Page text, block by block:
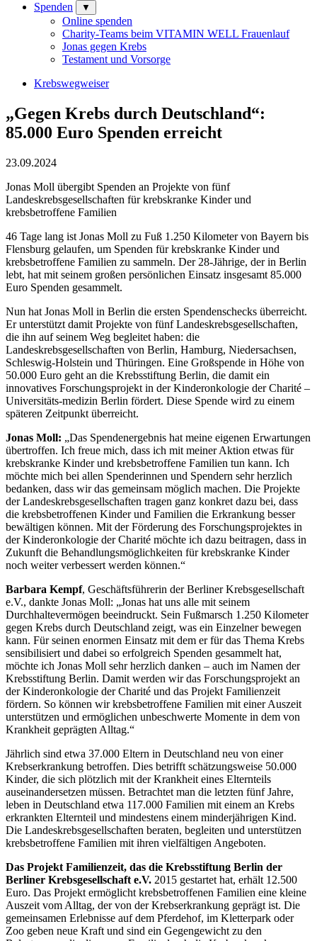
Spenden
▼
Online spenden
Charity-Teams beim VITAMIN WELL Frauenlauf
Jonas gegen Krebs
Testament und Vorsorge
Krebswegweiser
„Gegen Krebs durch Deutschland“:
85.000 Euro Spenden erreicht
23.09.2024
Jonas Moll übergibt Spenden an Projekte von fünf
Landeskrebsgesellschaften für krebskranke Kinder und
krebsbetroffene Familien
46 Tage lang ist Jonas Moll zu Fuß 1.250 Kilometer von Bayern bis
Flensburg gelaufen, um Spenden für krebskranke Kinder und
krebsbetroffene Familien zu sammeln. Der 28-Jährige, der in Berlin
lebt, hat mit seinem großen persönlichen Einsatz insgesamt 85.000
Euro Spenden gesammelt.
Nun hat Jonas Moll in Berlin die ersten Spendenschecks überreicht.
Er unterstützt damit Projekte von fünf Landeskrebsgesellschaften,
die ihn auf seinem Weg begleitet haben: die
Landeskrebsgesellschaften von Berlin, Hamburg, Niedersachsen,
Schleswig-Holstein und Thüringen. Eine Großspende in Höhe von
50.000 Euro geht an die Krebsstiftung Berlin, die damit ein
innovatives Forschungsprojekt in der Kinderonkologie der Charité –
Universitäts-medizin Berlin fördert. Diese Spende wird zu einem
späteren Zeitpunkt überreicht.
Jonas Moll: „Das Spendenergebnis hat meine eigenen Erwartungen
übertroffen. Ich freue mich, dass ich mit meiner Aktion etwas für
krebskranke Kinder und krebsbetroffene Familien tun kann. Ich
möchte mich bei allen Spenderinnen und Spendern sehr herzlich
bedanken, dass wir das gemeinsam möglich machen. Die Projekte
der Landeskrebsgesellschaften tragen ganz konkret dazu bei, dass
die krebsbetroffenen Kinder und Familien die Erkrankung besser
bewältigen können. Mit der Förderung des Forschungsprojektes in
der Kinderonkologie der Charité möchte ich dazu beitragen, dass in
Zukunft die Behandlungsmöglichkeiten für krebskranke Kinder
noch weiter verbessert werden können.“
Barbara Kempf, Geschäftsführerin der Berliner Krebsgesellschaft
e.V., dankte Jonas Moll: „Jonas hat uns alle mit seinem
Durchhaltevermögen beeindruckt. Sein Fußmarsch 1.250 Kilometer
gegen Krebs durch Deutschland zeigt, was ein Einzelner bewegen
kann. Für seinen enormen Einsatz mit dem er für das Thema Krebs
sensibilisiert und dabei so erfolgreich Spenden gesammelt hat,
möchte ich Jonas Moll sehr herzlich danken – auch im Namen der
Krebsstiftung Berlin. Damit werden wir das Forschungsprojekt an
der Kinderonkologie der Charité und das Projekt Familienzeit
fördern. So können wir krebsbetroffene Familien mit einer Auszeit
unterstützen und ermöglichen unbeschwerte Momente in dem von
Krankheit geprägten Alltag.“
Jährlich sind etwa 37.000 Eltern in Deutschland neu von einer
Krebserkrankung betroffen. Dies betrifft schätzungsweise 50.000
Kinder, die sich plötzlich mit der Krankheit eines Elternteils
auseinandersetzen müssen. Betrachtet man die letzten fünf Jahre,
leben in Deutschland etwa 117.000 Familien mit einem an Krebs
erkrankten Elternteil und mindestens einem minderjährigen Kind.
Die Landeskrebsgesellschaften beraten, begleiten und unterstützen
krebsbetroffene Familien mit ihren vielfältigen Angeboten.
Das Projekt Familienzeit, das die Krebsstiftung Berlin der
Berliner Krebsgesellschaft e.V. 2015 gestartet hat, erhält 12.500
Euro. Das Projekt ermöglicht krebsbetroffenen Familien eine kleine
Auszeit vom Alltag, der von der Krebserkrankung geprägt ist. Die
gemeinsamen Erlebnisse auf dem Pferdehof, im Kletterpark oder
Zoo geben neue Kraft und sind ein Gegengewicht zu den